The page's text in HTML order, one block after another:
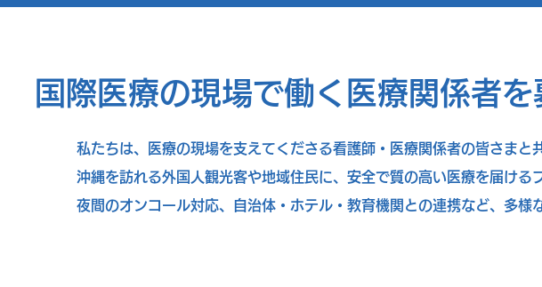
国際医療の現場で働く医療関係者
私たちは、医療の現場を支えてくださる看護師・医療関係者の皆さまと
沖縄を訪れる外国人観光客や地域住民に、安全で質の高い医療を届ける
夜間のオンコール対応、自治体・ホテル・教育機関との連携など、多様